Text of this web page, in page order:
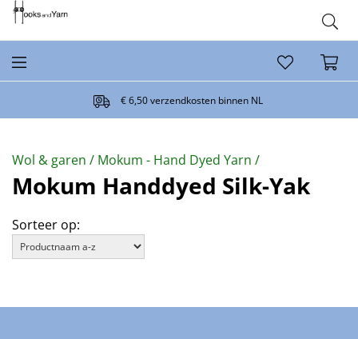
€ 6,50 verzendkosten binnen NL
Wol & garen / Mokum - Hand Dyed Yarn /
Mokum Handdyed Silk-Yak
Sorteer op: